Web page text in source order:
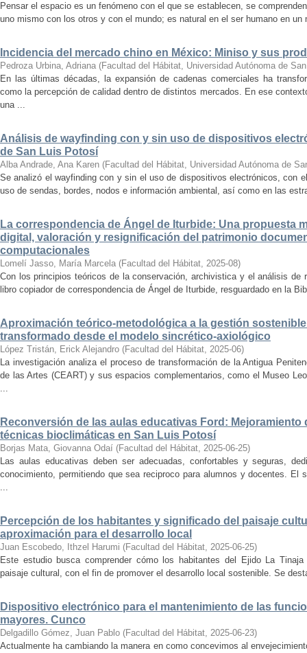
Pensar el espacio es un fenómeno con el que se establecen, se
uno mismo con los otros y con el mundo; es natural en el ser humano en
Incidencia del mercado chino en México: Miniso y sus
Pedroza Urbina, Adriana (Facultad del Hábitat, Universidad Autónoma de
En las últimas décadas, la expansión de cadenas comerciales ha
como la percepción de calidad dentro de distintos mercados. En ese
una ...
Análisis de wayfinding con y sin uso de dispositivos
de San Luis Potosí
Alba Andrade, Ana Karen (Facultad del Hábitat, Universidad Autónoma de
Se analizó el wayfinding con y sin el uso de dispositivos electrónicos, con
uso de sendas, bordes, nodos e información ambiental, así como en las
La correspondencia de Ángel de Iturbide: Una propuesta
digital, valoración y resignificación del patrimonio
computacionales
Lomelí Jasso, María Marcela (Facultad del Hábitat, 2025-08)
Con los principios teóricos de la conservación, archivistica y el análisis de
libro copiador de correspondencia de Ángel de Iturbide, resguardado en la
Aproximación teórico-metodológica a la gestión
transformado desde el modelo sincrético-axiológico
López Tristán, Erick Alejandro (Facultad del Hábitat, 2025-06)
La investigación analiza el proceso de transformación de la Antigua
de las Artes (CEART) y sus espacios complementarios, como el Museo
...
Reconversión de las aulas educativas Ford:
técnicas bioclimáticas en San Luis Potosí
Borjas Mata, Giovanna Odaí (Facultad del Hábitat, 2025-06-25)
Las aulas educativas deben ser adecuadas, confortables y seguras,
conocimiento, permitiendo que sea reciproco para alumnos y docentes. El
...
Percepción de los habitantes y significado del paisaje
aproximación para el desarrollo local
Juan Escobedo, Ithzel Harumi (Facultad del Hábitat, 2025-06-25)
Este estudio busca comprender cómo los habitantes del Ejido La
paisaje cultural, con el fin de promover el desarrollo local sostenible. Se
Dispositivo electrónico para el mantenimiento de las
mayores. Cunco
Delgadillo Gómez, Juan Pablo (Facultad del Hábitat, 2025-06-23)
Actualmente ha cambiando la manera en como concevimos al